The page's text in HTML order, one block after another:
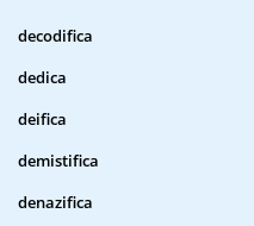
decodifica
dedica
deifica
demistifica
denazifica